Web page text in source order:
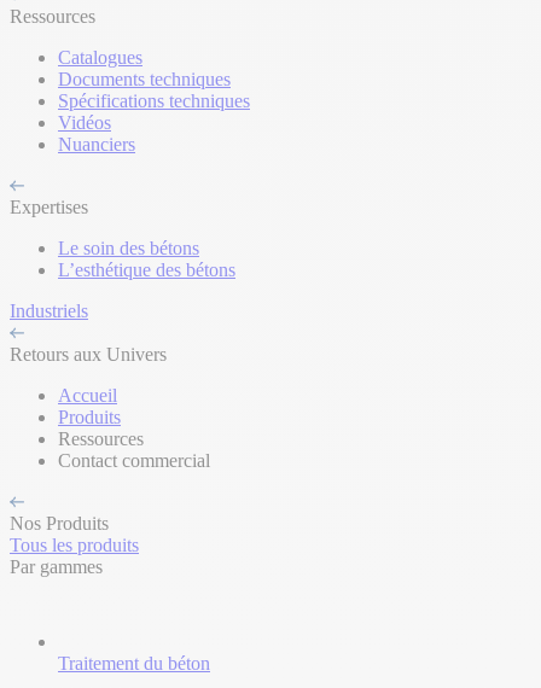
Ressources
Catalogues
Documents techniques
Spécifications techniques
Vidéos
Nuanciers
Expertises
Le soin des bétons
L’esthétique des bétons
Industriels
Retours aux Univers
Accueil
Produits
Ressources
Contact commercial
Nos Produits
Tous les produits
Par gammes
Traitement du béton